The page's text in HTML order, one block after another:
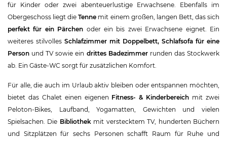
für Kinder oder zwei abenteuerlustige Erwachsene. Ebenfalls im
Obergeschoss liegt dieTenne mit einem großen, langen Bett, das sich
perfekt für ein Pärchen oder ein bis zwei Erwachsene eignet. Ein
weiteres stilvolles Schlafzimmer mit Doppelbett, Schlafsofa für eine
Person und TV sowie ein drittes Badezimmerrunden das Stockwerk
ab. Ein Gäste-WC sorgt für zusätzlichen Komfort.
Für alle, die auch im Urlaub aktiv bleiben oder entspannen möchten,
bietet das Chalet einen eigenen Fitness- & Kinderbereich mit zwei
Peloton-Bikes, Laufband, Yogamatten, Gewichten und vielen
Spielsachen. Die Bibliothek mit verstecktem TV, hunderten Büchern
und Sitzplätzen für sechs Personen schafft Raum für Ruhe und